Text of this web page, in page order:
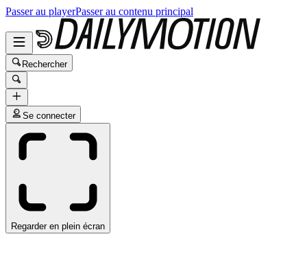
Passer au playerPasser au contenu principal
Rechercher
Se connecter
Regarder en plein écran